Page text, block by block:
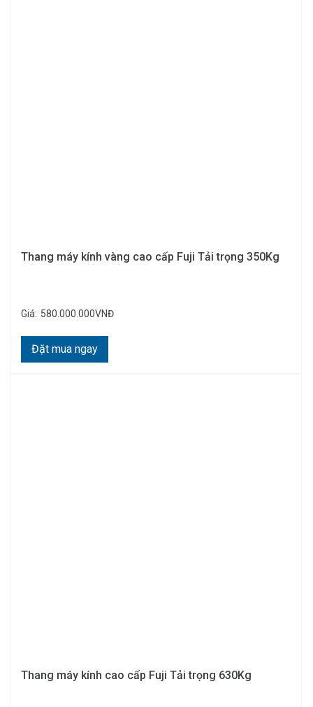
Thang máy kính vàng cao cấp Fuji Tải trọng 350Kg
Giá: 580.000.000VNĐ
Đặt mua ngay
Thang máy kính cao cấp Fuji Tải trọng 630Kg